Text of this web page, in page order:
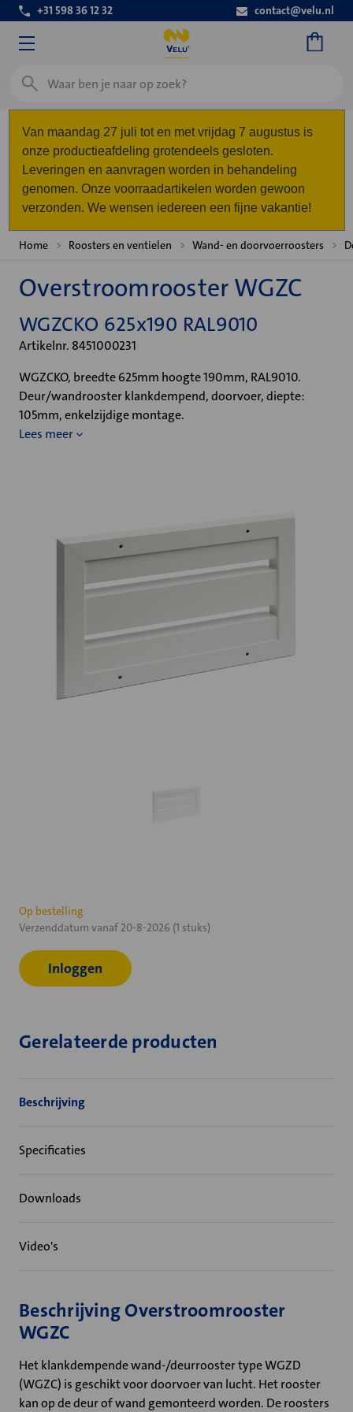
+31 598 36 12 32 contact@velu.nl
Zoeken
Van maandag 27 juli tot en met vrijdag 7 augustus is
onze productieafdeling grotendeels gesloten.
Leveringen en aanvragen worden in behandeling
genomen. Onze voorraadartikelen worden gewoon
verzonden. We wensen iedereen een fijne vakantie!
Home Roosters en ventielen Wand- en doorvoerroosters
Overstroomrooster WGZC
WGZCKO 625x190 RAL9010
Artikelnr. 8451000231
WGZCKO, breedte 625mm hoogte 190mm, RAL9010.
Deur/wandrooster klankdempend, doorvoer, diepte:
105mm, enkelzijdige montage.
Lees meer
Huidige
voorraad:
Op bestelling
Verzenddatum vanaf 20-8-2026 (1 stuks)
Inloggen
Gerelateerde producten
Beschrijving
Specificaties
Downloads
Video's
Beschrijving Overstroomrooster
WGZC
Het klankdempende wand-/deurrooster type WGZD
(WGZC) is geschikt voor doorvoer van lucht. Het rooster
kan op de deur of wand gemonteerd worden. De roosters